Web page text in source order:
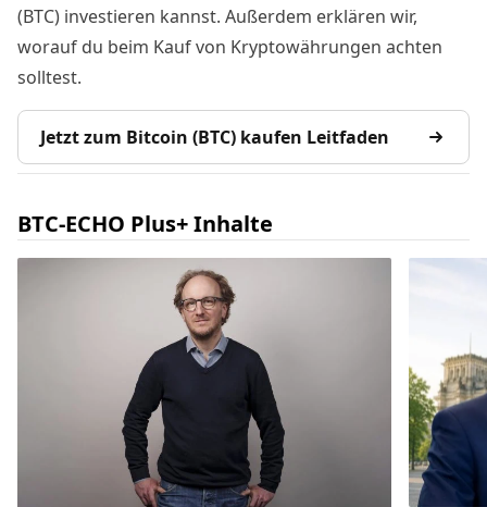
(BTC) investieren kannst. Außerdem erklären wir,
worauf du beim Kauf von Kryptowährungen achten
solltest.
Jetzt zum Bitcoin (BTC) kaufen Leitfaden
BTC-ECHO Plus+ Inhalte